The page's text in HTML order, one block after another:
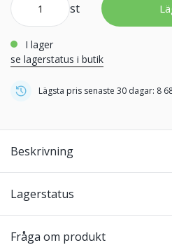
st
i lager
se lagerstatus i butik
Lägsta pris senaste 30 dagar: 8
Beskrivning
Lagerstatus
Fråga om produkt